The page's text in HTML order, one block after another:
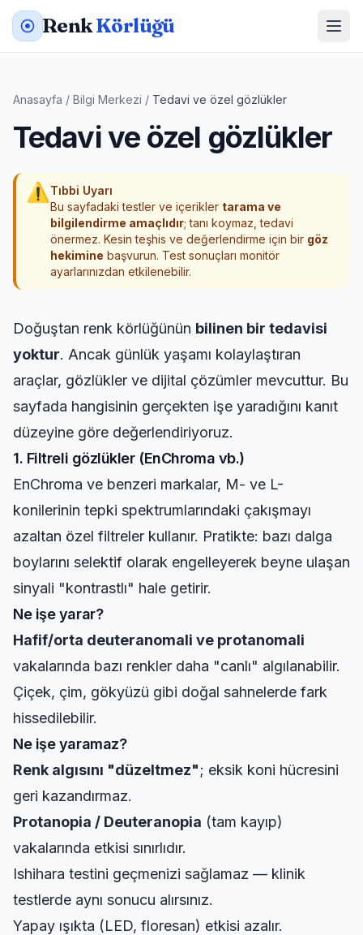
RenkKörlüğü
Anasayfa / Bilgi Merkezi / Tedavi ve özel gözlükler
Tedavi ve özel gözlükler
⚠ Tıbbi Uyarı
Bu sayfadaki testler ve içerikler tarama ve
bilgilendirme amaçlıdır; tanı koymaz, tedavi
önermez. Kesin teşhis ve değerlendirme için bir göz
hekimine başvurun. Test sonuçları monitör
ayarlarınızdan etkilenebilir.
Doğuştan renk körlüğünün bilinen bir tedavisi
yoktur. Ancak günlük yaşamı kolaylaştıran
araçlar, gözlükler ve dijital çözümler mevcuttur. Bu
sayfada hangisinin gerçekten işe yaradığını kanıt
düzeyine göre değerlendiriyoruz.
1. Filtreli gözlükler (EnChroma vb.)
EnChroma ve benzeri markalar, M- ve L-
konilerinin tepki spektrumlarındaki çakışmayı
azaltan özel filtreler kullanır. Pratikte: bazı dalga
boylarını selektif olarak engelleyerek beyne ulaşan
sinyali "kontrastlı" hale getirir.
Ne işe yarar?
Hafif/orta deuteranomali ve protanomali
vakalarında bazı renkler daha "canlı" algılanabilir.
Çiçek, çim, gökyüzü gibi doğal sahnelerde fark
hissedilebilir.
Ne işe yaramaz?
Renk algısını "düzeltmez"; eksik koni hücresini
geri kazandırmaz.
Protanopia / Deuteranopia (tam kayıp)
vakalarında etkisi sınırlıdır.
Ishihara testini geçmenizi sağlamaz — klinik
testlerde aynı sonucu alırsınız.
Yapay ışıkta (LED, floresan) etkisi azalır.